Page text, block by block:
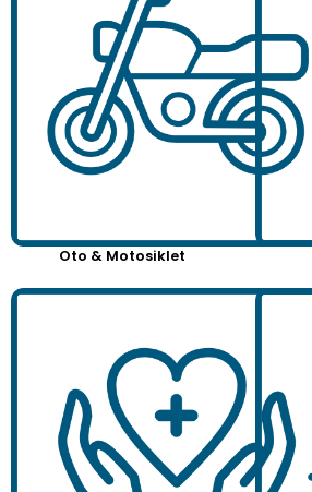
Oto & Motosiklet